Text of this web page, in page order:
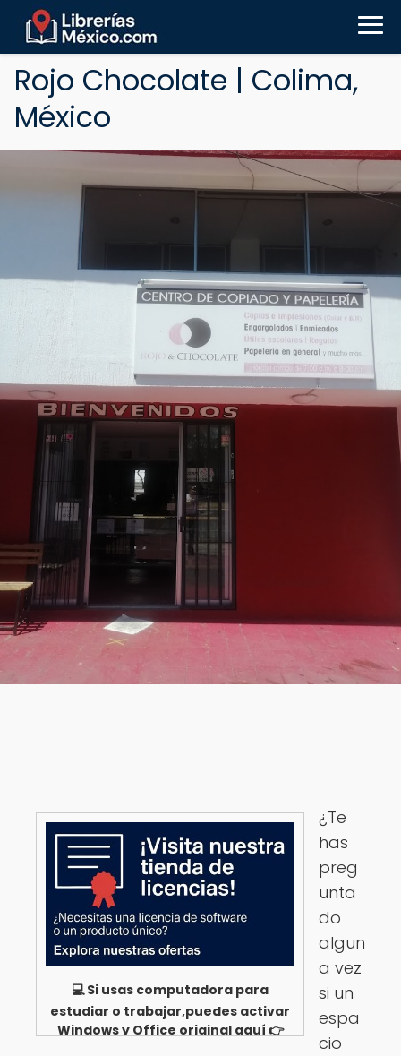
Rojo Chocolate | Colima,
México
💻 Si usas computadora para
estudiar o trabajar,puedes activar
Windows y Office original aquí 👉
¿Te
has
preg
unta
do
algun
a vez
si un
espa
cio